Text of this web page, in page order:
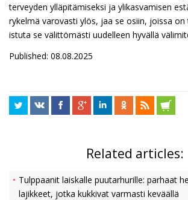
terveyden ylläpitämiseksi ja ylikasvamisen
rykelmä varovasti ylös, jaa se osiin, joissa
istuta se välittömästi uudelleen hyvällä
Published: 08.08.2025
Related articles:
Tulppaanit laiskalle puutarhurille: parhaat
lajikkeet, jotka kukkivat varmasti keväällä